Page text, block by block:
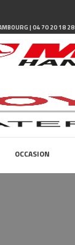
| 04 70 20 18 28
OCCASION